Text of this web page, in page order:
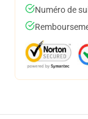
Numéro de